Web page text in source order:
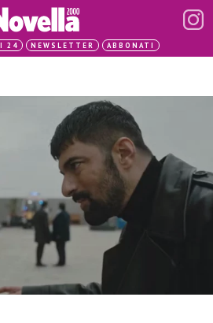
24 NEWSLETTER ABBONATI